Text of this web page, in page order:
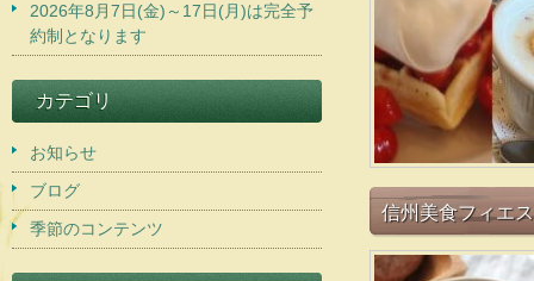
信州美食フィエ
2026年8月7日(金)～17日(月)は完全予
約制となります
カテゴリ
お知らせ
ブログ
季節のコンテンツ